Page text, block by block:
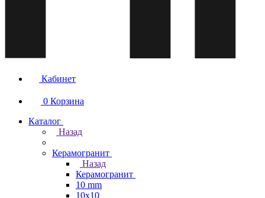
Кабинет
0 Корзина
Каталог
Назад
Керамогранит
Назад
Керамогранит
10 mm
10x10